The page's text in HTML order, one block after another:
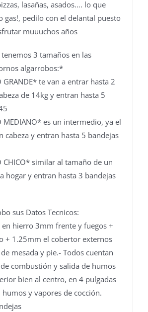
lasañas, asados…. lo que
gas!, pedilo con el delantal puesto
muuuchos años
3 tamaños en las
algarrobos:*
GRANDE* te van a entrar hasta 2
de 14kg y entran hasta 5
MEDIANO* es un intermedio, ya el
cabeza y entran hasta 5 bandejas
CHICO* similar al tamaño de un
hogar y entran hasta 3 bandejas
sus Datos Tecnicos:
en hierro 3mm frente y fuegos +
+ 1.25mm el cobertor externos
mesada y pie.- Todos cuentan
combustión y salida de humos
bien al centro, en 4 pulgadas
humos y vapores de cocción.